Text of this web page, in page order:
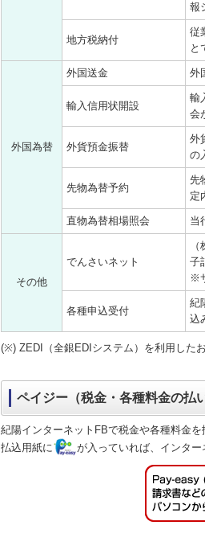
報
地方税納付
従
と
外国為替
外国送金 外
輸入信用状開設
輸
会
外貨預金振替
外
の
先物為替予約
先
定
直物為替相場照会 当
その他
でんさいネット
子
※
各種申込受付
紀
込
(※) ZEDI（全銀EDIシステム）を利用した
ペイジー（税金・各種料金の払
紀陽インターネットFBで税金や各種料金
払込用紙に
が入っていれば、インタ